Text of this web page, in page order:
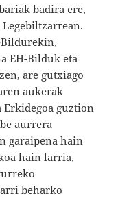
badira ere,
Bildurekin,
EH-Bilduk eta
are gutxiago
aukerak
guztion
aurrera
garaipena hain
hain larria,
beharko